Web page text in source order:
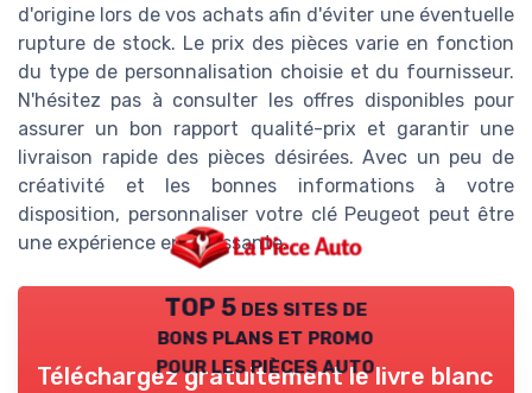
d'origine lors de vos achats afin d'éviter une éventuelle
rupture de stock. Le prix des pièces varie en fonction
du type de personnalisation choisie et du fournisseur.
N'hésitez pas à consulter les offres disponibles pour
assurer un bon rapport qualité-prix et garantir une
livraison rapide des pièces désirées. Avec un peu de
créativité et les bonnes informations à votre
disposition, personnaliser votre clé Peugeot peut être
une expérience enrichissante.
TOP 5 des sites de
bons plans et promo
pour les pièces auto
Téléchargez gratuitement le livre blanc